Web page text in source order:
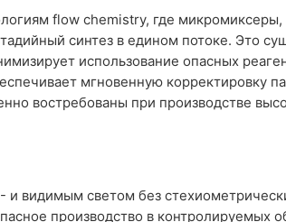
flow chemistry, где микромиксеры,
синтез в едином потоке. Это
использование опасных
мгновенную корректировку
востребованы при производстве
видимым светом без
производство в контролируемых